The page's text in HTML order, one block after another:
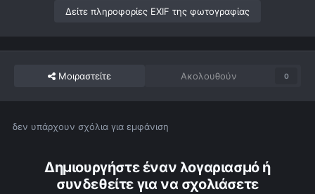
Δείτε πληροφορίες EXIF της φωτογραφίας
Μοιραστείτε Ακολουθούν 0
δεν υπάρχουν σχόλια για εμφάνιση
Δημιουργήστε έναν λογαριασμό ή
συνδεθείτε για να σχολιάσετε